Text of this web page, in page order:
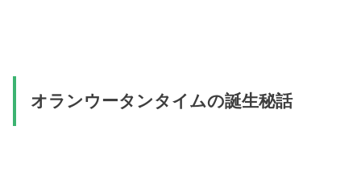
オランウータンタイムの誕生秘話